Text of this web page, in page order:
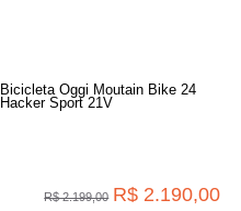
Bicicleta Oggi Moutain Bike 24
Hacker Sport 21V
R$ 2.199,00 R$ 2.190,00